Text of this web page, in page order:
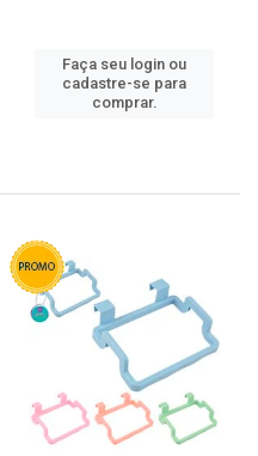
Faça seu login ou
cadastre-se para
comprar.